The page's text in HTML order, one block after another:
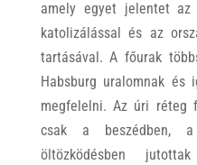
amely egyet jelentet az
katolizálással és az
tartásával. A főurak
Habsburg uralomnak és
megfelelni. Az úri réteg
csak a beszédben,
öltözködésben